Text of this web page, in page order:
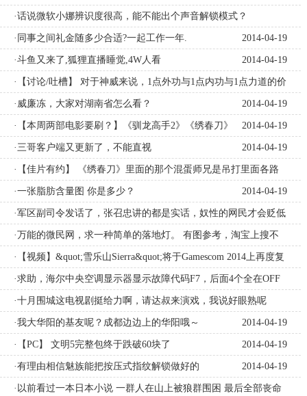
2014-04-19
·话说微软小娜辨识度很高，能不能出个声音解锁模式？
2014-04-19
·同事之间礼金随多少合适?一起工作一年. 2014-04-19
·斗鱼又来了,狐狸直播睡觉,4W人看 2014-04-19
·【讨论/吐槽】 对于神威来说，1点外功与1点内功与1点力道的价
值高低评价如何？
2014-04-19
·威廉冻，大家对湖南省怎么看？ 2014-04-19
·【本周两部电影要刷？】《驯龙高手2》《绣春刀》 2014-04-19
·三哥客户端又更新了，不能直视 2014-04-19
·【佳片有约】 《绣春刀》里面的那个混蛋师兄是吊打里面各路
高手的存在啊！
2014-04-19
·一张脂肪含量图 你是多少？ 2014-04-19
·军区副司令发话了，张召忠讲的都是实话，奴性的网民才会贬低
解放军
2014-04-19
·万能的微民网，求一种简单的落地灯。 有图参考，淘宝上搜不
到啊
2014-04-19
·【视频】&quot;雪乐山Sierra&quot;将于Gamescom 2014上再度复
活
2014-04-19
·求助，海尔中央空调显示器显示故障代码F7，后面4个全在OFF
上，怎么办？
2014-04-19
·十月围城这电视剧挺给力啊，请达叔来演戏，我说好眼熟呢
2014-04-19
·我大华阳的基友呢？成都边边上的华阳哦～ 2014-04-19
·【PC】 文明5完整包终于跌破60块了 2014-04-19
·有理由相信魅族能把按压式指纹解锁做好的 2014-04-19
·以前看过一本日本小说 一群人在山上被狼群围困 最后全部丧命